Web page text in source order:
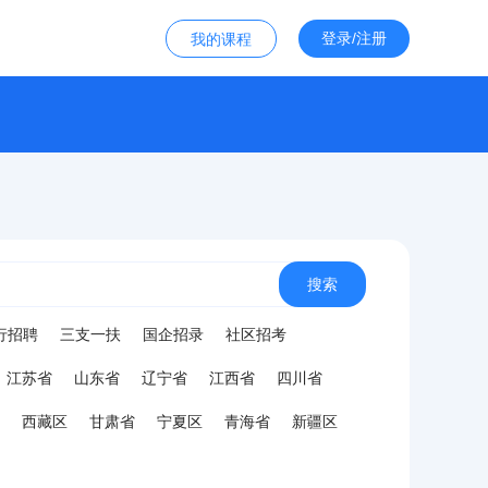
我的课程 登录/注册
搜索
招聘 三支一扶 国企招录 社区招考
江苏省 山东省 辽宁省 江西省 四川省
西藏区 甘肃省 宁夏区 青海省 新疆区